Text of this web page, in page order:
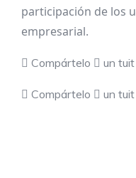
participación de los
empresarial.
Compártelo un tuit
Compártelo un tuit